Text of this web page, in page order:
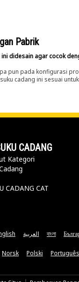
Pabrik
ini didesain agar cocok
pun pada konfigurasi
cadang ini sesuai
CADANG
Kategori
CADANG CAT
العربية বাংলা
Norsk Polski